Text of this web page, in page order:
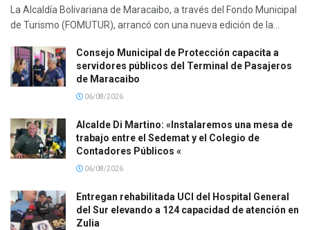
La Alcaldía Bolivariana de Maracaibo, a través del Fondo Municipal
de Turismo (FOMUTUR), arrancó con una nueva edición de la...
Consejo Municipal de Protección capacita a
servidores públicos del Terminal de Pasajeros
de Maracaibo
06/08/2026
Alcalde Di Martino: «Instalaremos una mesa de
trabajo entre el Sedemat y el Colegio de
Contadores Públicos «
06/08/2026
Entregan rehabilitada UCI del Hospital General
del Sur elevando a 124 capacidad de atención en
Zulia